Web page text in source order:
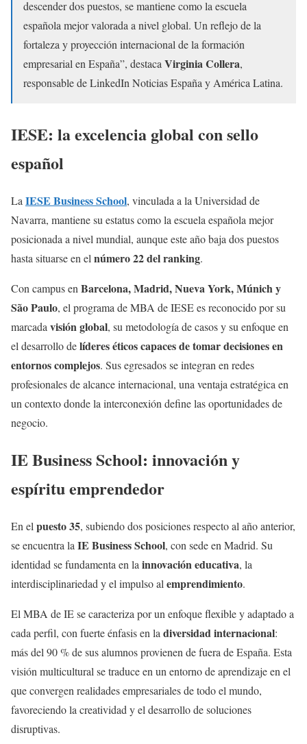
descender dos puestos, se mantiene como la escuela
española mejor valorada a nivel global. Un reflejo de la
fortaleza y proyección internacional de la formación
empresarial en España”, destaca Virginia Collera,
responsable de LinkedIn Noticias España y América Latina.
IESE: la excelencia global con sello
español
La IESE Business School, vinculada a la Universidad de
Navarra, mantiene su estatus como la escuela española mejor
posicionada a nivel mundial, aunque este año baja dos puestos
hasta situarse en el número 22 del ranking.
Con campus en Barcelona, Madrid, Nueva York, Múnich y
São Paulo, el programa de MBA de IESE es reconocido por su
marcada visión global, su metodología de casos y su enfoque en
el desarrollo delíderes éticos capaces de tomar decisiones en
entornos complejos. Sus egresados se integran en redes
profesionales de alcance internacional, una ventaja estratégica en
un contexto donde la interconexión define las oportunidades de
negocio.
IE Business School: innovación y
espíritu emprendedor
En elpuesto 35, subiendo dos posiciones respecto al año anterior,
se encuentra laIE Business School, con sede en Madrid. Su
identidad se fundamenta en lainnovación educativa, la
interdisciplinariedad y el impulso alemprendimiento.
El MBA de IE se caracteriza por un enfoque flexible y adaptado a
cada perfil, con fuerte énfasis en ladiversidad internacional:
más del 90 % de sus alumnos provienen de fuera de España. Esta
visión multicultural se traduce en un entorno de aprendizaje en el
que convergen realidades empresariales de todo el mundo,
favoreciendo la creatividad y el desarrollo de soluciones
disruptivas.